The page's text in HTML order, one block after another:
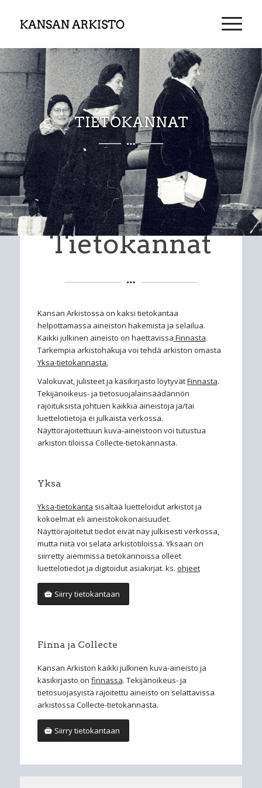
TIETOKANNAT
Tietokannat
Kansan Arkistossa on kaksi tietokantaa
helpottamassa aineiston hakemista ja selailua.
Kaikki julkinen aineisto on haettavissa Finnasta.
Tarkempia arkistohakuja voi tehdä arkiston omasta
Yksa-tietokannasta.
Valokuvat, julisteet ja käsikirjasto löytyvätFinnasta.
Tekijänoikeus- ja tietosuojalainsäädännön
rajoituksista johtuen kaikkia aineistoja ja/tai
luettelotietoja ei julkaista verkossa.
Näyttörajoitettuun kuva-aineistoon voi tutustua
arkiston tiloissa Collecte-tietokannasta.
Yksa
Yksa-tietokanta sisältää luetteloidut arkistot ja
kokoelmat eli aineistokokonaisuudet.
Näyttörajoitetut tiedot eivät näy julkisesti verkossa,
mutta niitä voi selata arkistotiloissa. Yksaan on
siirretty aiemmissa tietokannoissa olleet
luettelotiedot ja digitoidut asiakirjat. ks. ohjeet
Siirry tietokantaan
Finna ja Collecte
Kansan Arkiston kaikki julkinen kuva-aineisto ja
käsikirjasto on finnassa. Tekijänoikeus- ja
tietosuojasyistä rajoitettu aineisto on selattavissa
arkistossa Collecte-tietokannasta.
Siirry tietokantaan